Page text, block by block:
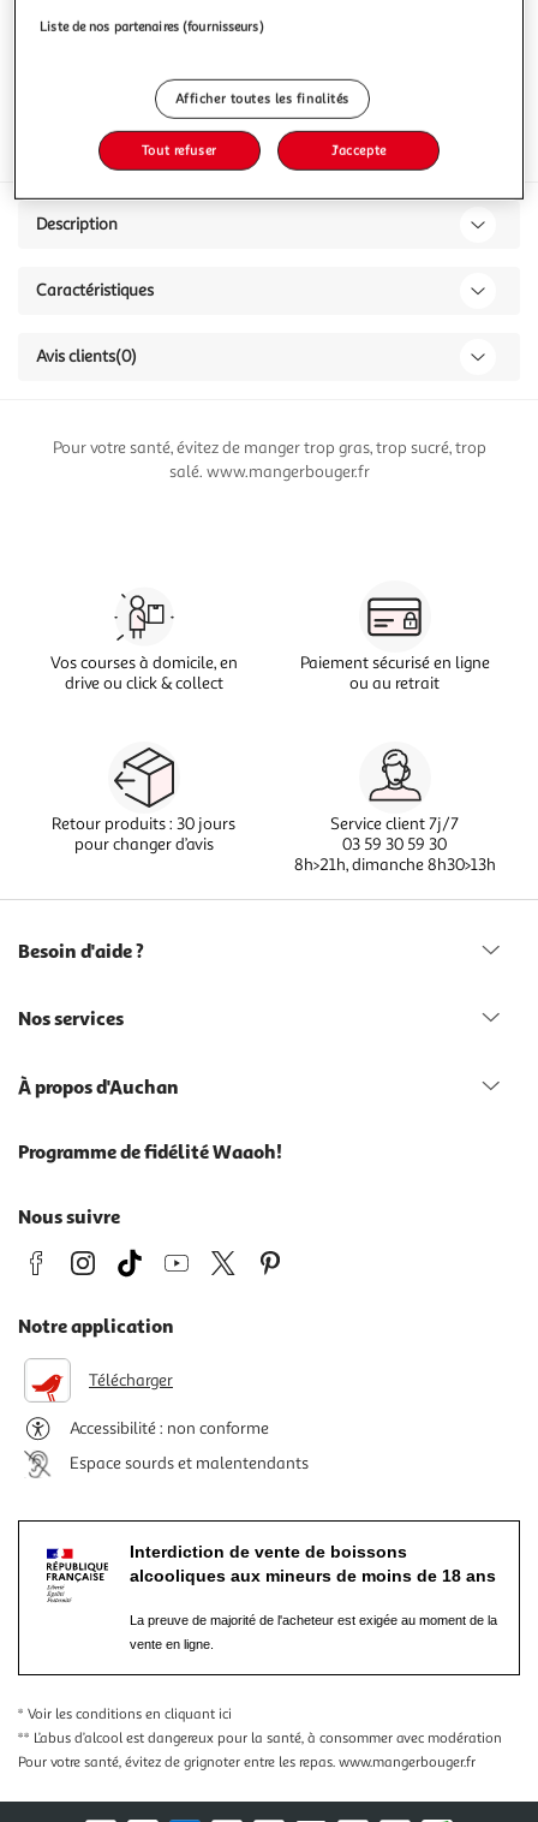
Eurofeuille - Bio européen
AB Agriculture biologique
Description
Caractéristiques
Avis clients(0)
Pour votre santé, évitez de manger trop gras, trop sucré, trop
salé. www.mangerbouger.fr
Vos courses à domicile, en
drive ou click & collect
Paiement sécurisé en ligne
ou au retrait
Retour produits : 30 jours
pour changer d’avis
Service client 7j/7
03 59 30 59 30
8h>21h, dimanche 8h30>13h
Besoin d'aide ?
Nos services
À propos d'Auchan
Programme de fidélité Waaoh!
Nous suivre
Notre application
Télécharger
Accessibilité : non conforme
Espace sourds et malentendants
Interdiction de vente de boissons
alcooliques aux mineurs de moins de 18 ans
La preuve de majorité de l'acheteur est exigée au moment de la
vente en ligne.
* Voir les conditions en cliquant ici
** L’abus d’alcool est dangereux pour la santé, à consommer avec modération
Pour votre santé, évitez de grignoter entre les repas. www.mangerbouger.fr
Liste de nos partenaires (fournisseurs)
Afficher toutes les finalités
Tout refuser J'accepte